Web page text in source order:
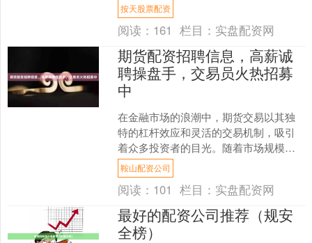
配资平台。然而，面对鱼龙混杂的市
场，如何选择一家安全、合规....
按天股票配资
阅读： 161 栏目： 实盘配资网
期货配资招聘信息，高薪诚
聘操盘手，交易员火热招募
中
在金融市场的浪潮中，期货交易以其独
特的杠杆效应和灵活的交易机制，吸引
着众多投资者的目光。随着市场规模的
不断扩大，专业人才的缺口日益凸显。
现我司面向全国，**高薪....
鞍山配资公司
阅读： 101 栏目： 实盘配资网
最好的配资公司推荐（规安
全榜）